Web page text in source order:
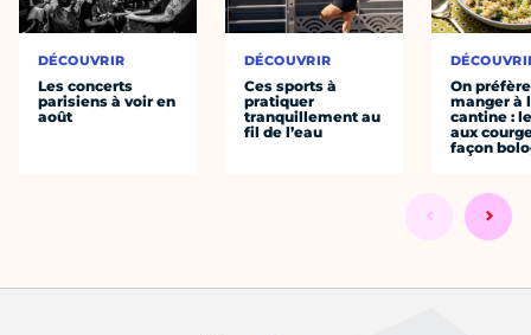
DÉCOUVRIR
Les concerts
parisiens à voir en
août
DÉCOUVRIR
Ces sports à
pratiquer
tranquillement au
fil de l’eau
On préfère
manger à
cantine :
aux
façon